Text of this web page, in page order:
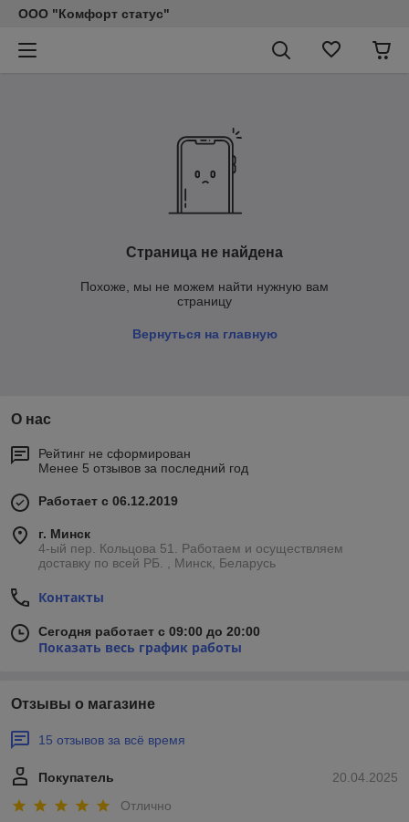
ООО "Комфорт статус"
Страница не найдена
Похоже, мы не можем найти нужную вам
страницу
Вернуться на главную
О нас
Рейтинг не сформирован
Менее 5 отзывов за последний год
Работает с 06.12.2019
г. Минск
4-ый пер. Кольцова 51. Работаем и осуществляем
доставку по всей РБ. , Минск, Беларусь
Контакты
Сегодня работает с 09:00 до 20:00
Показать весь график работы
Отзывы о магазине
15 отзывов за всё время
20.04.2025
Покупатель
Отлично